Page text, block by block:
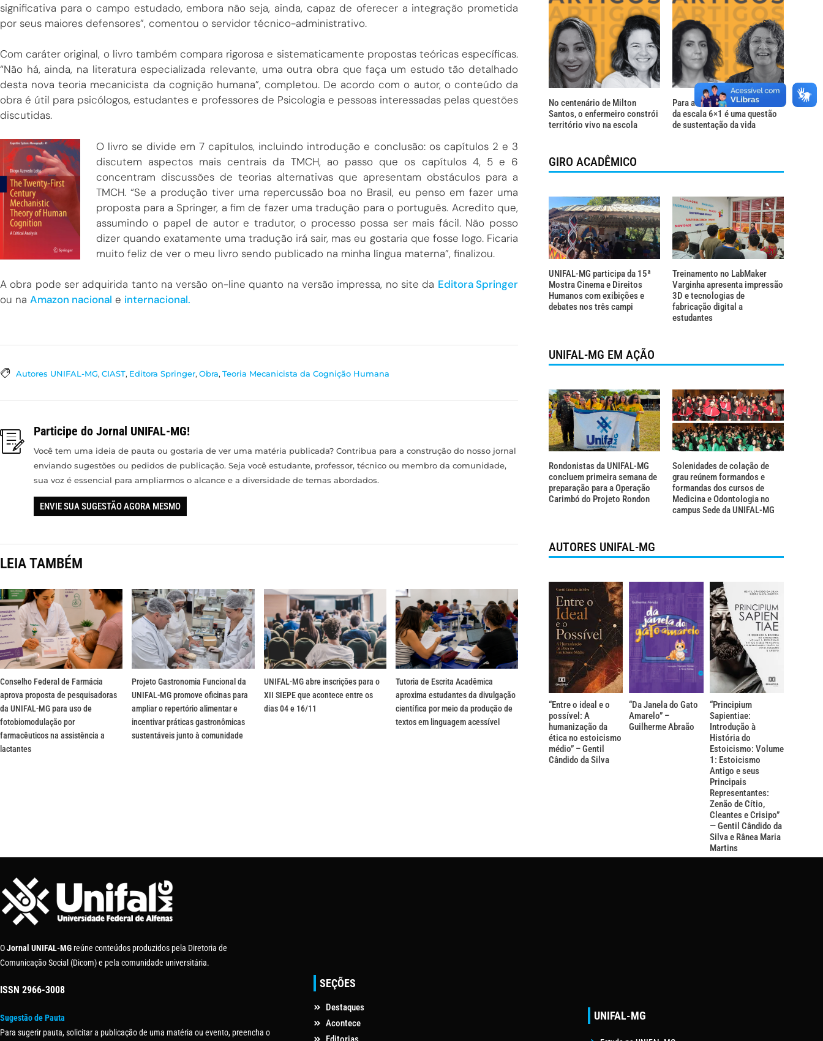
significativa para o campo estudado, embora não seja, ainda, capaz de oferecer a integração prometida
por seus maiores defensores”, comentou o servidor técnico-administrativo.
Com caráter original, o livro também compara rigorosa e sistematicamente propostas teóricas específicas.
“Não há, ainda, na literatura especializada relevante, uma outra obra que faça um estudo tão detalhado
desta nova teoria mecanicista da cognição humana”, completou. De acordo com o autor, o conteúdo da
obra é útil para psicólogos, estudantes e professores de Psicologia e pessoas interessadas pelas questões
discutidas.
O livro se divide em 7 capítulos, incluindo introdução e conclusão: os capítulos 2 e 3
discutem aspectos mais centrais da TMCH, ao passo que os capítulos 4, 5 e 6
concentram discussões de teorias alternativas que apresentam obstáculos para a
TMCH. “Se a produção tiver uma repercussão boa no Brasil, eu penso em fazer uma
proposta para a Springer, a fim de fazer uma tradução para o português. Acredito que,
assumindo o papel de autor e tradutor, o processo possa ser mais fácil. Não posso
dizer quando exatamente uma tradução irá sair, mas eu gostaria que fosse logo. Ficaria
muito feliz de ver o meu livro sendo publicado na minha língua materna”, finalizou.
A obra pode ser adquirida tanto na versão on-line quanto na versão impressa, no site da Editora Springer
ou na Amazon nacional e internacional.
Autores UNIFAL-MG, CIAST, Editora Springer, Obra, Teoria Mecanicista da Cognição Humana
Participe do Jornal UNIFAL-MG!
Você tem uma ideia de pauta ou gostaria de ver uma matéria publicada? Contribua para a construção do nosso jornal
enviando sugestões ou pedidos de publicação. Seja você estudante, professor, técnico ou membro da comunidade,
sua voz é essencial para ampliarmos o alcance e a diversidade de temas abordados.
ENVIE SUA SUGESTÃO AGORA MESMO
LEIA TAMBÉM
Conselho Federal de Farmácia
aprova proposta de pesquisadoras
da UNIFAL-MG para uso de
fotobiomodulação por
farmacêuticos na assistência a
lactantes
Projeto Gastronomia Funcional da
UNIFAL-MG promove oficinas para
ampliar o repertório alimentar e
incentivar práticas gastronômicas
sustentáveis junto à comunidade
UNIFAL-MG abre inscrições para o
XII SIEPE que acontece entre os
dias 04 e 16/11
Tutoria de Escrita Acadêmica
aproxima estudantes da divulgação
científica por meio da produção de
textos em linguagem acessível
No centenário de Milton
Santos, o enfermeiro constrói
território vivo na escola
Para além do descanso: o fim
da escala 6×1 é uma questão
de sustentação da vida
GIRO ACADÊMICO
UNIFAL-MG participa da 15ª
Mostra Cinema e Direitos
Humanos com exibições e
debates nos três campi
Treinamento no LabMaker
Varginha apresenta impressão
3D e tecnologias de
fabricação digital a
estudantes
UNIFAL-MG EM AÇÃO
Rondonistas da UNIFAL-MG
concluem primeira semana de
preparação para a Operação
Carimbó do Projeto Rondon
Solenidades de colação de
grau reúnem formandos e
formandas dos cursos de
Medicina e Odontologia no
campus Sede da UNIFAL-MG
AUTORES UNIFAL-MG
“Entre o ideal e o
possível: A
humanização da
ética no estoicismo
médio” – Gentil
Cândido da Silva
“Da Janela do Gato
Amarelo” –
Guilherme Abraão
“Principium
Sapientiae:
Introdução à
História do
Estoicismo: Volume
1: Estoicismo
Antigo e seus
Principais
Representantes:
Zenão de Cítio,
Cleantes e Crisipo”
— Gentil Cândido da
Silva e Rânea Maria
Martins
OJornal UNIFAL-MG reúne conteúdos produzidos pela Diretoria de
Comunicação Social (Dicom) e pela comunidade universitária.
ISSN 2966-3008
Sugestão de Pauta
Para sugerir pauta, solicitar a publicação de uma matéria ou evento, preencha o
SEÇÕES
Destaques
Acontece
UNIFAL-MG